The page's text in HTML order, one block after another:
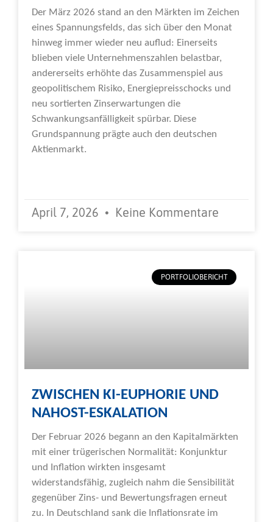
Der März 2026 stand an den Märkten im Zeichen
eines Spannungsfelds, das sich über den Monat
hinweg immer wieder neu auflud: Einerseits
blieben viele Unternehmenszahlen belastbar,
andererseits erhöhte das Zusammenspiel aus
geopolitischem Risiko, Energiepreisschocks und
neu sortierten Zinserwartungen die
Schwankungsanfälligkeit spürbar. Diese
Grundspannung prägte auch den deutschen
Aktienmarkt.
April 7, 2026 Keine Kommentare
PORTFOLIOBERICHT
ZWISCHEN KI-EUPHORIE UND
NAHOST-ESKALATION
Der Februar 2026 begann an den Kapitalmärkten
mit einer trügerischen Normalität: Konjunktur
und Inflation wirkten insgesamt
widerstandsfähig, zugleich nahm die Sensibilität
gegenüber Zins- und Bewertungsfragen erneut
zu. In Deutschland sank die Inflationsrate im